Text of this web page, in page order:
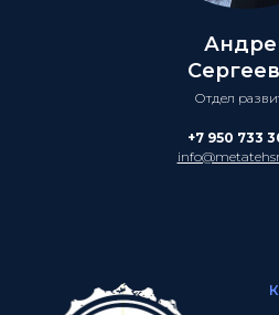
Отдел
+7 950 733